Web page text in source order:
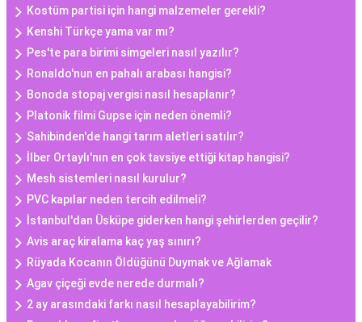
Kostüm partisi için hangi malzemeler gerekli?
Kenshi Türkçe yama var mı?
Pes'te para birimi simgeleri nasıl yazılır?
Ronaldo'nun en pahalı arabası hangisi?
Bonoda stopaj vergisi nasıl hesaplanır?
Platonik filmi Gupse için neden önemli?
Sahibinden'de hangi tarım aletleri satılır?
İlber Ortaylı'nın en çok tavsiye ettiği kitap hangisi?
Mesh sistemleri nasıl kurulur?
PVC kapılar neden tercih edilmeli?
İstanbul'dan Üsküpe giderken hangi şehirlerden geçilir?
Avis araç kiralama kaç yaş sınırı?
Rüyada Kocanın Öldüğünü Duymak ve Ağlamak
Agav çiçeği evde nerede durmalı?
2 ay arasındaki farkı nasıl hesaplayabilirim?